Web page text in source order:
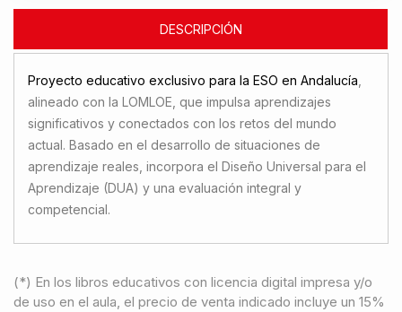
DESCRIPCIÓN
Proyecto educativo exclusivo para la ESO en Andalucía
alineado con la LOMLOE, que impulsa aprendizajes
significativos y conectados con los retos del mundo
actual. Basado en el desarrollo de situaciones de
aprendizaje reales, incorpora el Diseño Universal para el
Aprendizaje (DUA) y una evaluación integral y
competencial.
(*) En los libros educativos con licencia digital impresa y/o
de uso en el aula, el precio de venta indicado incluye un 15%